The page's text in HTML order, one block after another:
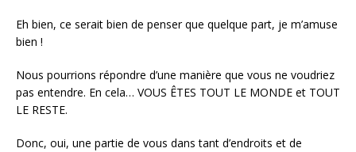
Eh bien, ce serait bien de penser que quelque part, je m’amuse
bien !
Nous pourrions répondre d’une manière que vous ne voudriez
pas entendre. En cela… VOUS ÊTES TOUT LE MONDE et TOUT
LE RESTE.
Donc, oui, une partie de vous dans tant d’endroits et de